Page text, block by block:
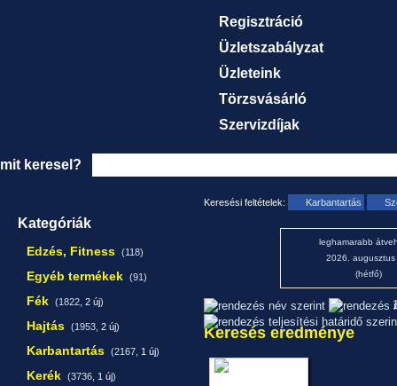
Regisztráció
Üzletszabályzat
Üzleteink
Törzsvásárló
Szervizdíjak
mit keresel?
Kategóriák
Edzés, Fitness (118)
Egyéb termékek (91)
Fék (1822, 2 új)
Hajtás (1953, 2 új)
Karbantartás (2167, 1 új)
Kerék (3736, 1 új)
Keresési feltételek: Karbantartás
leghamarabb
2026. augusztus
(hétfő)
Keresés eredménye